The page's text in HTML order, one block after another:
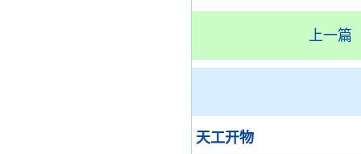
上一篇
天工开物